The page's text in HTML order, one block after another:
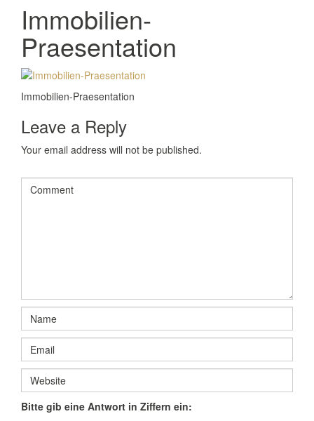
Immobilien-
Praesentation
Immobilien-Praesentation
Leave a Reply
Your email address will not be published.
Bitte gib eine Antwort in Ziffern ein: